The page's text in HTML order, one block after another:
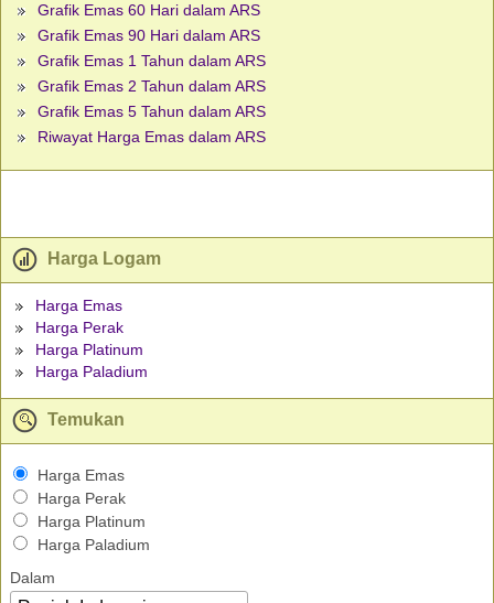
Grafik Emas 60 Hari dalam ARS
Grafik Emas 90 Hari dalam ARS
Grafik Emas 1 Tahun dalam ARS
Grafik Emas 2 Tahun dalam ARS
Grafik Emas 5 Tahun dalam ARS
Riwayat Harga Emas dalam ARS
Harga Logam
Harga Emas
Harga Perak
Harga Platinum
Harga Paladium
Temukan
Harga Emas
Harga Perak
Harga Platinum
Harga Paladium
Dalam